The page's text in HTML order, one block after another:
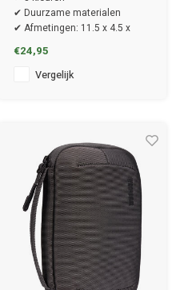
✔ Duurzame materialen
✔ Afmetingen: 11.5 x 4.5 x
€24,95
Vergelijk